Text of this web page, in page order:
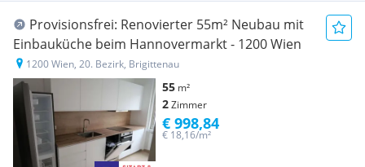
Provisionsfrei: Renovierter 55m² Neubau mit
Einbauküche beim Hannovermarkt - 1200 Wien
1200 Wien, 20. Bezirk, Brigittenau
55 m²
2Zimmer
€ 18,16/m²
€ 998,84